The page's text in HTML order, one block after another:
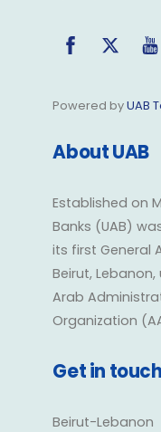
Facebook
Powered byUAB
About UAB
Established on
Banks (UAB)
its first General
Beirut,
Arab
Organization
Get in touch
Beirut-Lebanon